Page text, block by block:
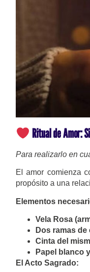
Ritual de Amor:
Para realizarlo en
El amor comienza
propósito a una
Elementos
Vela Rosa
Dos ramas de
Cinta del
Papel blanco
El Acto Sagrado: